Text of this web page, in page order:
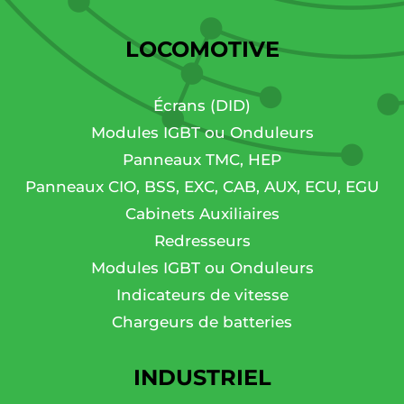
LOCOMOTIVE
Écrans (DID)
Modules IGBT ou Onduleurs
Panneaux TMC, HEP
Panneaux CIO, BSS, EXC, CAB, AUX, ECU, EGU
Cabinets Auxiliaires
Redresseurs
Modules IGBT ou Onduleurs
Indicateurs de vitesse
Chargeurs de batteries
INDUSTRIEL